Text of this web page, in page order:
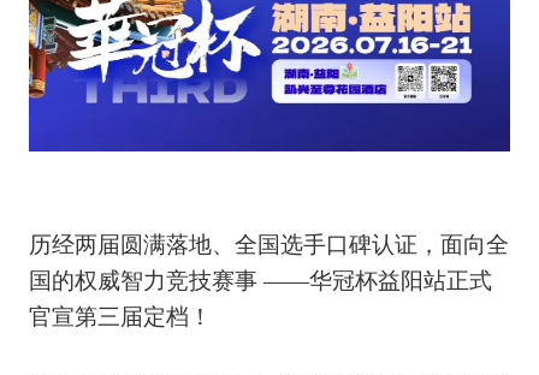
历经两届圆满落地、全国选手口碑认证，面向全
国的权威智力竞技赛事 ——华冠杯益阳站正式
官宣第三届定档！